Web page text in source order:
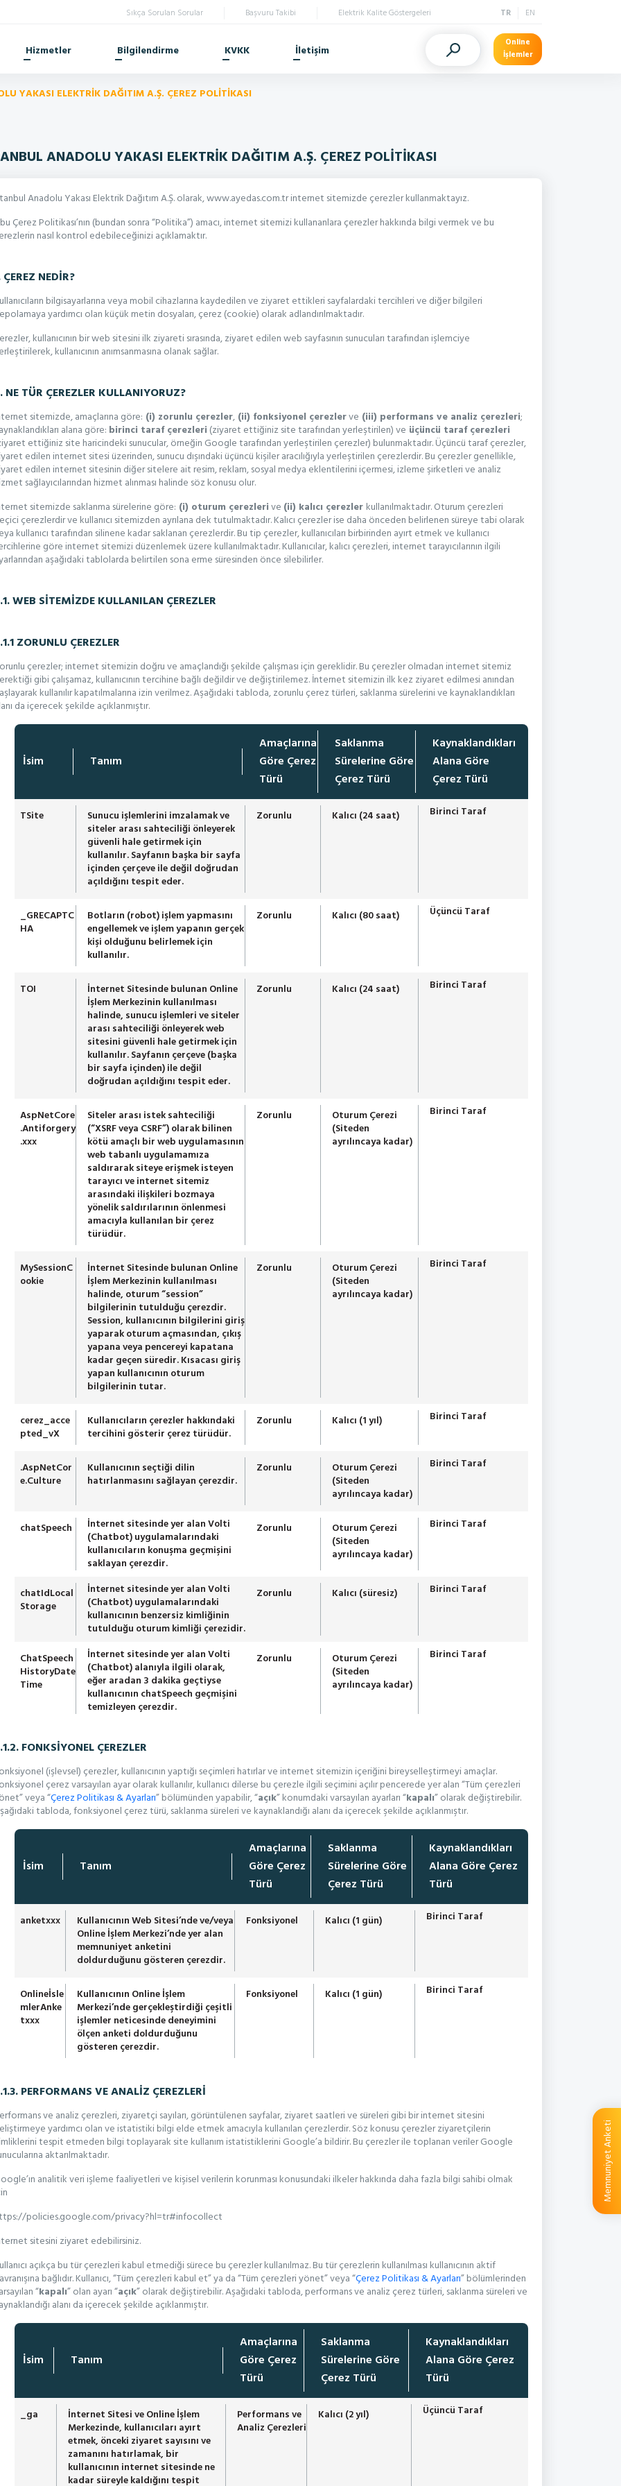
Sıkça Sorulan Sorular Başvuru Takibi Elektrik Kalite Göstergeleri TR EN
Hizmetler Bilgilendirme KVKK İletişim
Online
İşlemler
YAKASI ELEKTRİK DAĞITIM A.Ş. ÇEREZ POLİTİKASI
ANADOLU YAKASI ELEKTRİK DAĞITIM A.Ş. ÇEREZ POLİTİKASI
Anadolu Yakası Elektrik Dağıtım A.Ş. olarak, www.ayedas.com.tr internet sitemizde çerezler kullanmaktayız.
Çerez Politikası’nın (bundan sonra “Politika”) amacı, internet sitemizi kullananlara çerezler hakkında bilgi vermek ve bu
nasıl kontrol edebileceğinizi açıklamaktır.
ÇEREZ NEDİR?
bilgisayarlarına veya mobil cihazlarına kaydedilen ve ziyaret ettikleri sayfalardaki tercihleri ve diğer bilgileri
yardımcı olan küçük metin dosyaları, çerez (cookie) olarak adlandırılmaktadır.
kullanıcının bir web sitesini ilk ziyareti sırasında, ziyaret edilen web sayfasının sunucuları tarafından işlemciye
kullanıcının anımsanmasına olanak sağlar.
NE TÜR ÇEREZLER KULLANIYORUZ?
sitemizde, amaçlarına göre: (i) zorunlu çerezler, (ii) fonksiyonel çerezlerve (iii) performans ve analiz çerezleri;
alana göre: birinci taraf çerezleri (ziyaret ettiğiniz site tarafından yerleştirilen) ve üçüncü taraf çerezleri
ettiğiniz site haricindeki sunucular, örneğin Google tarafından yerleştirilen çerezler) bulunmaktadır. Üçüncü taraf çerezler,
edilen internet sitesi üzerinden, sunucu dışındaki üçüncü kişiler aracılığıyla yerleştirilen çerezlerdir. Bu çerezler genellikle,
edilen internet sitesinin diğer sitelere ait resim, reklam, sosyal medya eklentilerini içermesi, izleme şirketleri ve analiz
sağlayıcılarından hizmet alınması halinde söz konusu olur.
sitemizde saklanma sürelerine göre: (i) oturum çerezlerive (ii) kalıcı çerezler kullanılmaktadır. Oturum çerezleri
çerezlerdir ve kullanıcı sitemizden ayrılana dek tutulmaktadır. Kalıcı çerezler ise daha önceden belirlenen süreye tabi olarak
kullanıcı tarafından silinene kadar saklanan çerezlerdir. Bu tip çerezler, kullanıcıları birbirinden ayırt etmek ve kullanıcı
göre internet sitemizi düzenlemek üzere kullanılmaktadır. Kullanıcılar, kalıcı çerezleri, internet tarayıcılarının ilgili
aşağıdaki tablolarda belirtilen sona erme süresinden önce silebilirler.
WEB SİTEMİZDE KULLANILAN ÇEREZLER
ZORUNLU ÇEREZLER
çerezler; internet sitemizin doğru ve amaçlandığı şekilde çalışması için gereklidir. Bu çerezler olmadan internet sitemiz
gibi çalışamaz, kullanıcının tercihine bağlı değildir ve değiştirilemez. İnternet sitemizin ilk kez ziyaret edilmesi anından
kullanılır kapatılmalarına izin verilmez. Aşağıdaki tabloda, zorunlu çerez türleri, saklanma sürelerini ve kaynaklandıkları
da içerecek şekilde açıklanmıştır.
İsim Tanım
Amaçlarına
Göre Çerez
Türü
Saklanma
Sürelerine Göre
Çerez Türü
Kaynaklandıkları
Alana Göre
Çerez Türü
TSite
Sunucu işlemlerini imzalamak ve
siteler arası sahteciliği önleyerek
güvenli hale getirmek için
kullanılır. Sayfanın başka bir sayfa
içinden çerçeve ile değil doğrudan
açıldığını tespit eder.
Zorunlu Kalıcı (24 saat) Birinci Taraf
_GRECAPTC
HA
Botların (robot) işlem yapmasını
engellemek ve işlem yapanın gerçek
kişi olduğunu belirlemek için
kullanılır.
Zorunlu Kalıcı (80 saat) Üçüncü Taraf
TOI
İnternet Sitesinde bulunan Online
İşlem Merkezinin kullanılması
halinde, sunucu işlemleri ve siteler
arası sahteciliği önleyerek web
sitesini güvenli hale getirmek için
kullanılır. Sayfanın çerçeve (başka
bir sayfa içinden) ile değil
doğrudan açıldığını tespit eder.
Zorunlu Kalıcı (24 saat) Birinci Taraf
AspNetCore
.Antiforgery
.xxx
Siteler arası istek sahteciliği
(“XSRF veya CSRF”) olarak bilinen
kötü amaçlı bir web uygulamasının
web tabanlı uygulamamıza
saldırarak siteye erişmek isteyen
tarayıcı ve internet sitemiz
arasındaki ilişkileri bozmaya
yönelik saldırılarının önlenmesi
amacıyla kullanılan bir çerez
türüdür.
Zorunlu
Oturum Çerezi
(Siteden
ayrılıncaya kadar)
Birinci Taraf
MySessionC
ookie
İnternet Sitesinde bulunan Online
İşlem Merkezinin kullanılması
halinde, oturum “session”
bilgilerinin tutulduğu çerezdir.
Session, kullanıcının bilgilerini giriş
yaparak oturum açmasından, çıkış
yapana veya pencereyi kapatana
kadar geçen süredir. Kısacası giriş
yapan kullanıcının oturum
bilgilerinin tutar.
Zorunlu
Oturum Çerezi
(Siteden
ayrılıncaya kadar)
Birinci Taraf
cerez_acce
pted_vX
Kullanıcıların çerezler hakkındaki
tercihini gösterir çerez türüdür.
Zorunlu Kalıcı (1 yıl) Birinci Taraf
.AspNetCor
e.Culture
Kullanıcının seçtiği dilin
hatırlanmasını sağlayan çerezdir.
Zorunlu
Oturum Çerezi
(Siteden
ayrılıncaya kadar)
Birinci Taraf
chatSpeech
İnternet sitesinde yer alan Volti
(Chatbot) uygulamalarındaki
kullanıcıların konuşma geçmişini
saklayan çerezdir.
Zorunlu
Oturum Çerezi
(Siteden
ayrılıncaya kadar)
Birinci Taraf
chatIdLocal
Storage
İnternet sitesinde yer alan Volti
(Chatbot) uygulamalarındaki
kullanıcının benzersiz kimliğinin
tutulduğu oturum kimliği çerezidir.
Zorunlu Kalıcı (süresiz) Birinci Taraf
ChatSpeech
HistoryDate
Time
İnternet sitesinde yer alan Volti
(Chatbot) alanıyla ilgili olarak,
eğer aradan 3 dakika geçtiyse
kullanıcının chatSpeech geçmişini
temizleyen çerezdir.
Zorunlu
Oturum Çerezi
(Siteden
ayrılıncaya kadar)
Birinci Taraf
FONKSİYONEL ÇEREZLER
(işlevsel) çerezler, kullanıcının yaptığı seçimleri hatırlar ve internet sitemizin içeriğini bireyselleştirmeyi amaçlar.
çerez varsayılan ayar olarak kullanılır, kullanıcı dilerse bu çerezle ilgili seçimini açılır pencerede yer alan “Tüm çerezleri
veya “Çerez Politikası & Ayarları” bölümünden yapabilir, “açık” konumdaki varsayılan ayarları “kapalı” olarak değiştirebilir.
tabloda, fonksiyonel çerez türü, saklanma süreleri ve kaynaklandığı alanı da içerecek şekilde açıklanmıştır.
İsim Tanım
Amaçlarına
Göre Çerez
Türü
Saklanma
Sürelerine Göre
Çerez Türü
Kaynaklandıkları
Alana Göre Çerez
Türü
anketxxx
Kullanıcının Web Sitesi’nde ve/veya
Online İşlem Merkezi’nde yer alan
memnuniyet anketini
doldurduğunu gösteren çerezdir.
Fonksiyonel Kalıcı (1 gün) Birinci Taraf
Onlineİsle
mlerAnke
txxx
Kullanıcının Online İşlem
Merkezi’nde gerçekleştirdiği çeşitli
işlemler neticesinde deneyimini
ölçen anketi doldurduğunu
gösteren çerezdir.
Fonksiyonel Kalıcı (1 gün) Birinci Taraf
PERFORMANS VE ANALİZ ÇEREZLERİ
ve analiz çerezleri, ziyaretçi sayıları, görüntülenen sayfalar, ziyaret saatleri ve süreleri gibi bir internet sitesini
yardımcı olan ve istatistiki bilgi elde etmek amacıyla kullanılan çerezlerdir. Söz konusu çerezler ziyaretçilerin
tespit etmeden bilgi toplayarak site kullanım istatistiklerini Google’a bildirir. Bu çerezler ile toplanan veriler Google
aktarılmaktadır.
analitik veri işleme faaliyetleri ve kişisel verilerin korunması konusundaki ilkeler hakkında daha fazla bilgi sahibi olmak
policies.google.com/privacy?hl=tr#infocollect
sitesini ziyaret edebilirsiniz.
açıkça bu tür çerezleri kabul etmediği sürece bu çerezler kullanılmaz. Bu tür çerezlerin kullanılması kullanıcının aktif
bağlıdır. Kullanıcı, “Tüm çerezleri kabul et” ya da “Tüm çerezleri yönet” veya “Çerez Politikası & Ayarları” bölümlerinden
“kapalı” olan ayarı “açık” olarak değiştirebilir. Aşağıdaki tabloda, performans ve analiz çerez türleri, saklanma süreleri ve
alanı da içerecek şekilde açıklanmıştır.
İsim Tanım
Amaçlarına
Göre Çerez
Türü
Saklanma
Sürelerine Göre
Çerez Türü
Kaynaklandıkları
Alana Göre Çerez
Türü
_ga
İnternet Sitesi ve Online İşlem
Merkezinde, kullanıcıları ayırt
etmek, önceki ziyaret sayısını ve
zamanını hatırlamak, bir
kullanıcının internet sitesinde ne
kadar süreyle kaldığını tespit
Performans ve
Analiz Çerezleri
Kalıcı (2 yıl) Üçüncü Taraf
Memnuniyet Anketi